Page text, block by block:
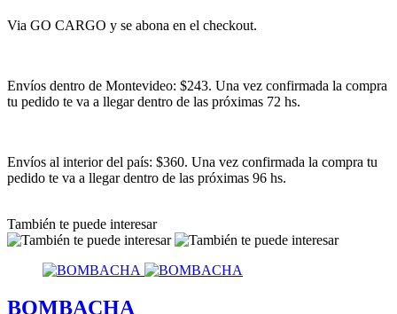
Via GO CARGO y se abona en el checkout.
Envíos dentro de Montevideo: $243. Una vez confirmada la compra
tu pedido te va a llegar dentro de las próximas 72 hs.
Envíos al interior del país: $360. Una vez confirmada la compra tu
pedido te va a llegar dentro de las próximas 96 hs.
También te puede interesar
BOMBACHA